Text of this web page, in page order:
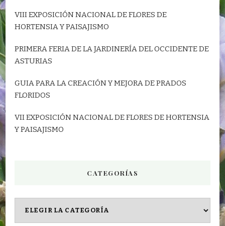
VIII EXPOSICIÓN NACIONAL DE FLORES DE
HORTENSIA Y PAISAJISMO
PRIMERA FERIA DE LA JARDINERÍA DEL OCCIDENTE DE
ASTURIAS
GUIA PARA LA CREACIÓN Y MEJORA DE PRADOS
FLORIDOS
VII EXPOSICIÓN NACIONAL DE FLORES DE HORTENSIA
Y PAISAJISMO
CATEGORÍAS